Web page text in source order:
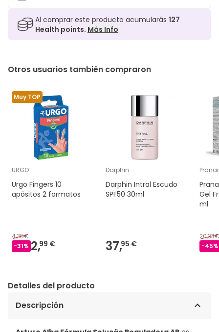
Al comprar este producto acumularás 127
Health points. Más Info
Otros usuarios también compraron
Muy TOP
URGO
Urgo Fingers 10
apósitos 2 formatos
4,35€
-31% 2,99 €
Darphin
Darphin Intral Escudo
SPF50 30ml
37,95 €
Gel
ml
20,33€
-45%
Detalles del producto
Descripción